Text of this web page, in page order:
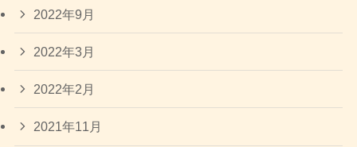
2022年9月
2022年3月
2022年2月
2021年11月